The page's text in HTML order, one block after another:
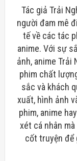
Tác giả Trải
người đam mê
tế về các tác
anime. Với sự
ảnh, anime Trải
phim chất
sắc và khách
xuất, hình ảnh
phim, anime
xét cá nhân
cốt truyện để